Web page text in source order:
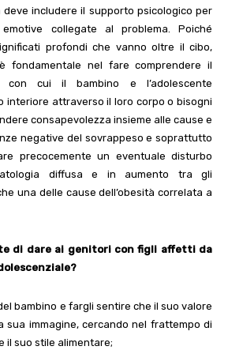
includere il supporto psicologico per
collegate al problema.
Poiché
profondi che vanno oltre il cibo,
fondamentale nel fare comprendere il
con cui il bambino e l’adolescente
interiore attraverso il loro corpo o bisogni
consapevolezza insieme alle cause e
negative del sovrappeso e soprattutto
precocemente un eventuale disturbo
diffusa e in aumento tra gli
una delle cause dell’obesità correlata a
di dare ai genitori con figli affetti da
bambino e fargli sentire che il suo valore
sua immagine, cercando nel frattempo di
il suo stile alimentare;